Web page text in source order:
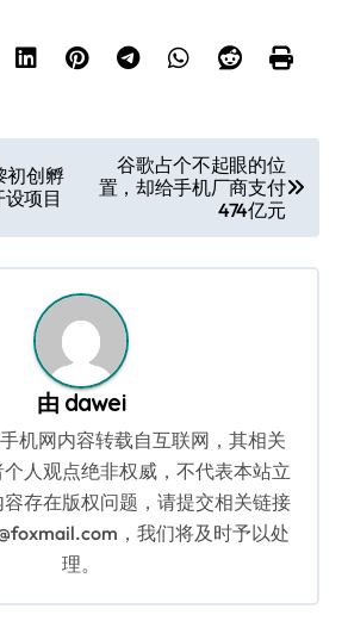
初创孵
项目
谷歌占个不起眼的位
置，却给手机厂商支付
474亿元
由 dawei
手机网内容转载自互联网，其相关
人观点绝非权威，不代表本站立
存在版权问题，请提交相关链接
，我们将及时予以处
理。